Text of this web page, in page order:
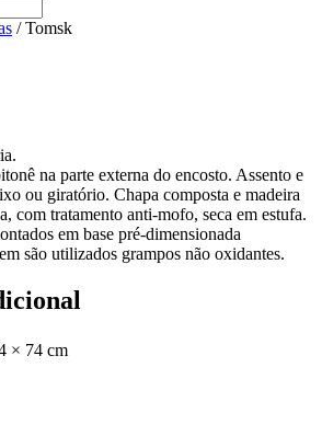
/ Tomsk
na parte externa do encosto. Assento e
ou giratório. Chapa composta e madeira
com tratamento anti-mofo, seca em estufa.
em base pré-dimensionada
são utilizados grampos não oxidantes.
× 74 cm